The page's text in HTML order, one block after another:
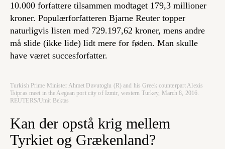
10.000 forfattere tilsammen modtaget 179,3 millioner
kroner. Populærforfatteren Bjarne Reuter topper
naturligvis listen med 729.197,62 kroner, mens andre
må slide (ikke lide) lidt mere for føden. Man skulle
have været succesforfatter.
Turkish Prime Minister Ahmet Davutoglu (R) and his Greek counterpart Alexis
Tsipras meet in the Aegean port city of Izmir, western Turkey, March 8, 2016.
REUTERS/Umit Bektas
Kan der opstå krig mellem
Tyrkiet og Grækenland?